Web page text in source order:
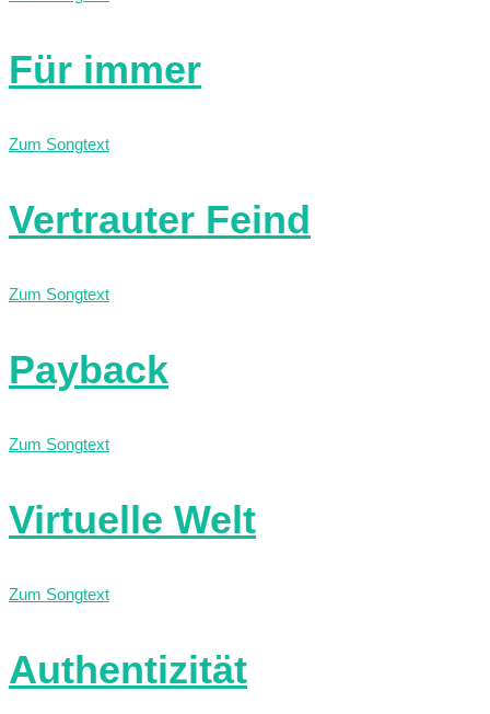
Für immer
Zum Songtext
Vertrauter Feind
Zum Songtext
Payback
Zum Songtext
Virtuelle Welt
Zum Songtext
Authentizität